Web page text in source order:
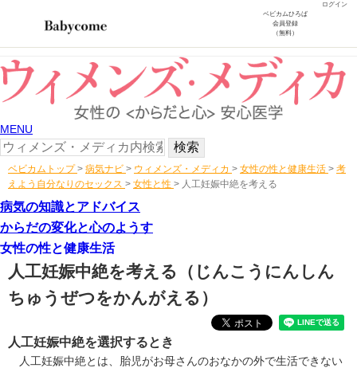
ログイン
ベビカムひろば
会員登録
（無料）
MENU
ベビカムトップ > 病気ナビ > ウィメンズ・メディカ > 女性の性と健康生活 > 考
えよう自分なりのセックス > 女性と性 > 人工妊娠中絶を考える
病気の知識とアドバイス
からだの変化と心のようす
女性の性と健康生活
人工妊娠中絶を考える
（じんこうにんしん
ちゅうぜつをかんがえる）
人工妊娠中絶を選択するとき
人工妊娠中絶とは、胎児がお母さんのおなかの外で生活できない